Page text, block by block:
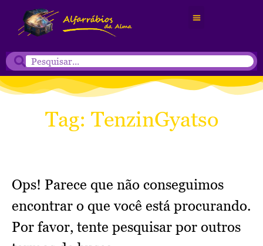
Tag: TenzinGyatso
Ops! Parece que não conseguimos
encontrar o que você está procurando.
Por favor, tente pesquisar por outros